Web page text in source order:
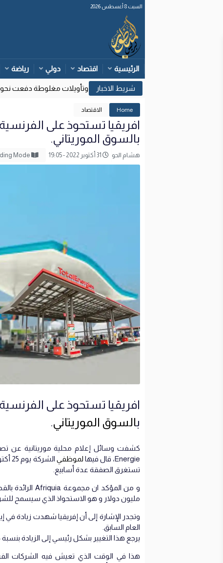
السبت 8 أغسطس 2026
الرئيسية اقتصاد دولي رياضة
وزارة الداخلية: قرارات قضائية إسبانية وتأويلات مغلوطة دفعت نحو
Home الاقتصاد
افريقيا تستحوذ على
بالسوق الموريتاني.
هشام الحو
افريقيا تستحوذ على
بالسوق الموريتاني.
Energie، قال فيها
لموظفي
تستغرق الصفقة عدة أسابيع.
مليون دولار و هو الاستحواذ الذي سيسمح
العام السابق.
يرجع هذا التغيير بشكل رئيسي إلى الزيادة بنسبة %80 في أسعار الغاز و البترول